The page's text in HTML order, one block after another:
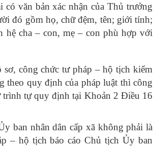
văn bản xác nhận của Thủ trưởng
đó gồm họ, chữ đệm, tên; giới tính;
hệ cha – con, mẹ – con phù hợp với
công chức tư pháp – hộ tịch kiểm
theo quy định của pháp luật thì công
trình tự quy định tại Khoản 2 Điều 16
nhân dân cấp xã không phải là
– hộ tịch báo cáo Chủ tịch Ủy ban